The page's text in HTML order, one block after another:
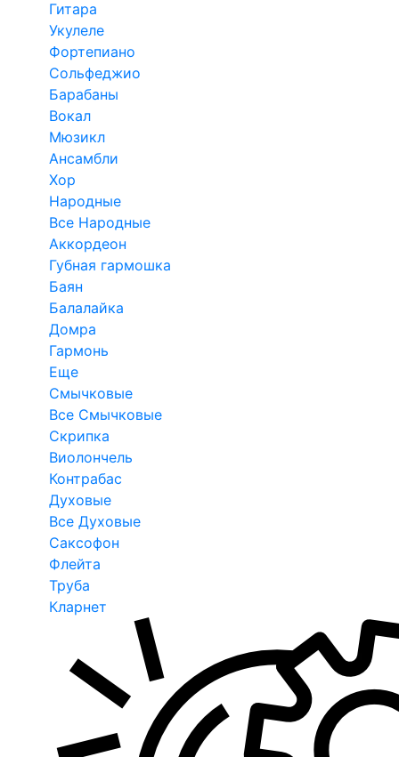
Гитара
Укулеле
Фортепиано
Сольфеджио
Барабаны
Вокал
Мюзикл
Ансамбли
Хор
Народные
Все Народные
Аккордеон
Губная гармошка
Баян
Балалайка
Домра
Гармонь
Еще
Смычковые
Все Смычковые
Скрипка
Виолончель
Контрабас
Духовые
Все Духовые
Саксофон
Флейта
Труба
Кларнет